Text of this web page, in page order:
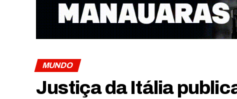
MUNDO
Justiça da Itália